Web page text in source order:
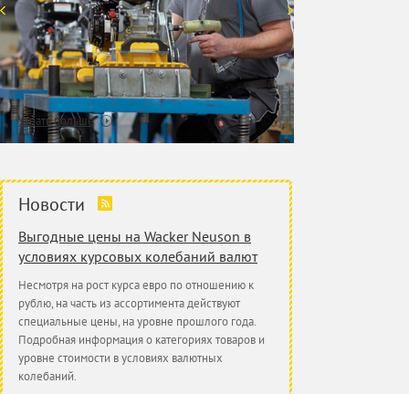
Узнать больше
Новости
Выгодные цены на Wacker Neuson в
условиях курсовых колебаний валют
Несмотря на рост курса евро по отношению к
рублю, на часть из ассортимента действуют
специальные цены, на уровне прошлого года.
Подробная информация о категориях товаров и
уровне стоимости в условиях валютных
колебаний.